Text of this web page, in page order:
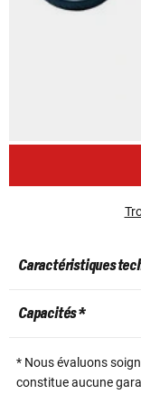
Caractéristiques
Capacités *
* Nous évaluons
constitue aucune